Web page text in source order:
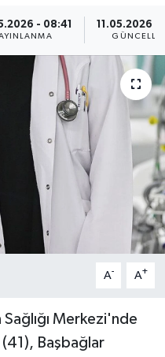
- 08:41 11.05.2026 -
A- A+
Sağlığı Merkezi'nde
Başbağlar